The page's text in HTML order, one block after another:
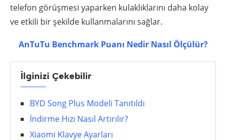
telefon görüşmesi yaparken kulaklıklarını daha kolay
ve etkili bir şekilde kullanmalarını sağlar.
AnTuTu Benchmark Puanı Nedir Nasıl Ölçülür?
İlginizi Çekebilir
BYD Song Plus Modeli Tanıtıldı
İndirme Hızı Nasıl Artırılır?
Xiaomi Klavye Ayarları